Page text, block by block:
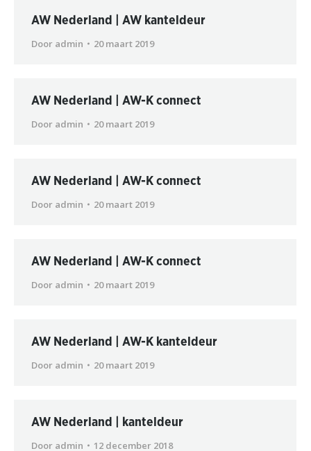
AW Nederland | AW kanteldeur
Door admin 20 maart 2019
AW Nederland | AW-K connect
Door admin 20 maart 2019
AW Nederland | AW-K connect
Door admin 20 maart 2019
AW Nederland | AW-K connect
Door admin 20 maart 2019
AW Nederland | AW-K kanteldeur
Door admin 20 maart 2019
AW Nederland | kanteldeur
Door admin 12 december 2018